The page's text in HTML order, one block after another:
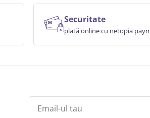
Securitate
plată online cu netopia